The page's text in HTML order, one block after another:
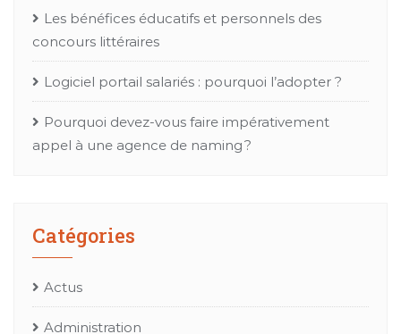
Les bénéfices éducatifs et personnels des
concours littéraires
Logiciel portail salariés : pourquoi l’adopter ?
Pourquoi devez-vous faire impérativement
appel à une agence de naming ?
Catégories
Actus
Administration